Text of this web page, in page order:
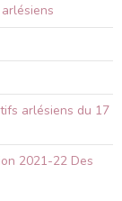
arlésiens du 17
2021-22 Des